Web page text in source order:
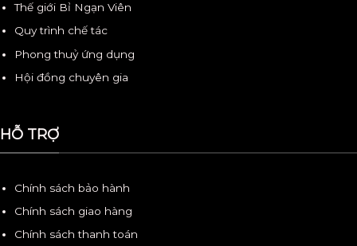
Thế giới Bỉ Ngạn Viên
Quy trình chế tác
Phong thuỷ ứng dụng
Hội đồng chuyên gia
HỖ TRỢ
Chính sách bảo hành
Chính sách giao hàng
Chính sách thanh toán